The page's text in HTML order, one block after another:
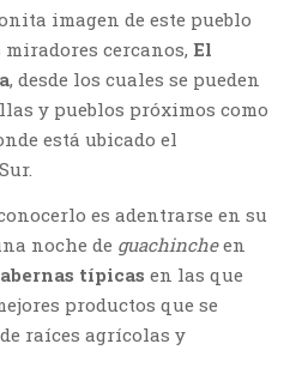
imagen de este pueblo
cercanos, El
, desde los cuales se pueden
y pueblos próximos como
está ubicado el
es adentrarse en su
noche de guachincheen
típicas en las que
productos que se
raíces agrícolas y